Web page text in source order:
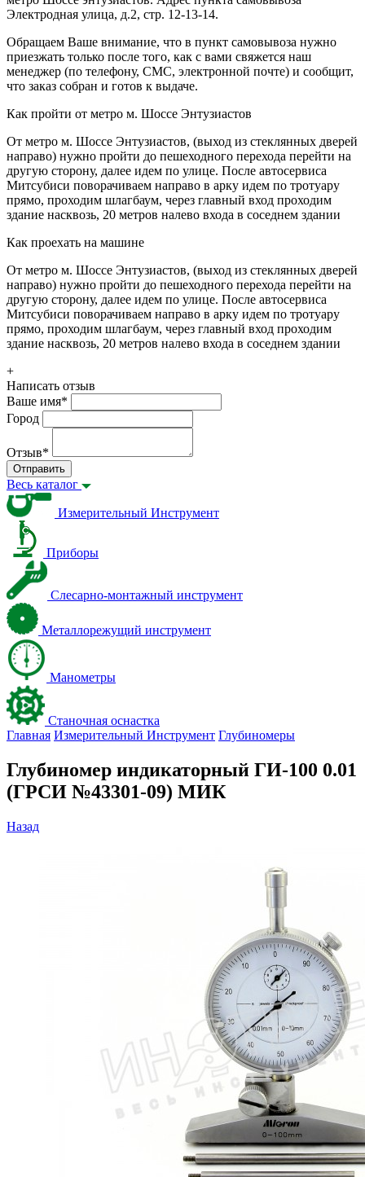
Электродная улица, д.2, стр. 12-13-14.
Обращаем Ваше внимание, что в пункт самовывоза нужно
приезжать только после того, как с вами свяжется наш
менеджер (по телефону, СМС, электронной почте) и сообщит,
что заказ собран и готов к выдаче.
Как пройти от метро м. Шоссе Энтузиастов
От метро м. Шоссе Энтузиастов, (выход из стеклянных дверей
направо) нужно пройти до пешеходного перехода перейти на
другую сторону, далее идем по улице. После автосервиса
Митсубиси поворачиваем направо в арку идем по тротуару
прямо, проходим шлагбаум, через главный вход проходим
здание насквозь, 20 метров налево входа в соседнем здании
Как проехать на машине
От метро м. Шоссе Энтузиастов, (выход из стеклянных дверей
направо) нужно пройти до пешеходного перехода перейти на
другую сторону, далее идем по улице. После автосервиса
Митсубиси поворачиваем направо в арку идем по тротуару
прямо, проходим шлагбаум, через главный вход проходим
здание насквозь, 20 метров налево входа в соседнем здании
+
Написать отзыв
Ваше имя*
Город
Отзыв*
Отправить
Весь каталог
Измерительный Инструмент
Приборы
Слесарно-монтажный инструмент
Металлорежущий инструмент
Манометры
Станочная оснастка
Главная Измерительный Инструмент Глубиномеры
Глубиномер индикаторный ГИ-100 0.01
(ГРСИ №43301-09) МИК
Назад